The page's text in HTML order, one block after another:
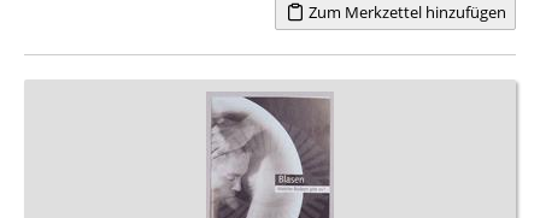
Zum Merkzettel hinzufügen